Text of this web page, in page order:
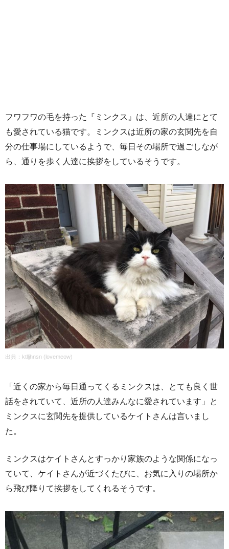
フワフワの毛を持った『ミンクス』は、近所の人達にとて
も愛されている猫です。ミンクスは近所の家の玄関先を自
分の仕事場にしているようで、毎日その場所で過ごしなが
ら、通りを歩く人達に挨拶をしているそうです。
出典： ktlljhnsn (lovemeow)
「近くの家から毎日通ってくるミンクスは、とても良く世
話をされていて、近所の人達みんなに愛されています」と
ミンクスに玄関先を提供しているケイトさんは言いまし
た。
ミンクスはケイトさんとすっかり家族のような関係になっ
ていて、ケイトさんが近づくたびに、お気に入りの場所か
ら飛び降りて挨拶をしてくれるそうです。